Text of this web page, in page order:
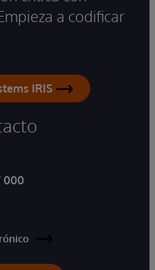
a codificar
IRIS
000